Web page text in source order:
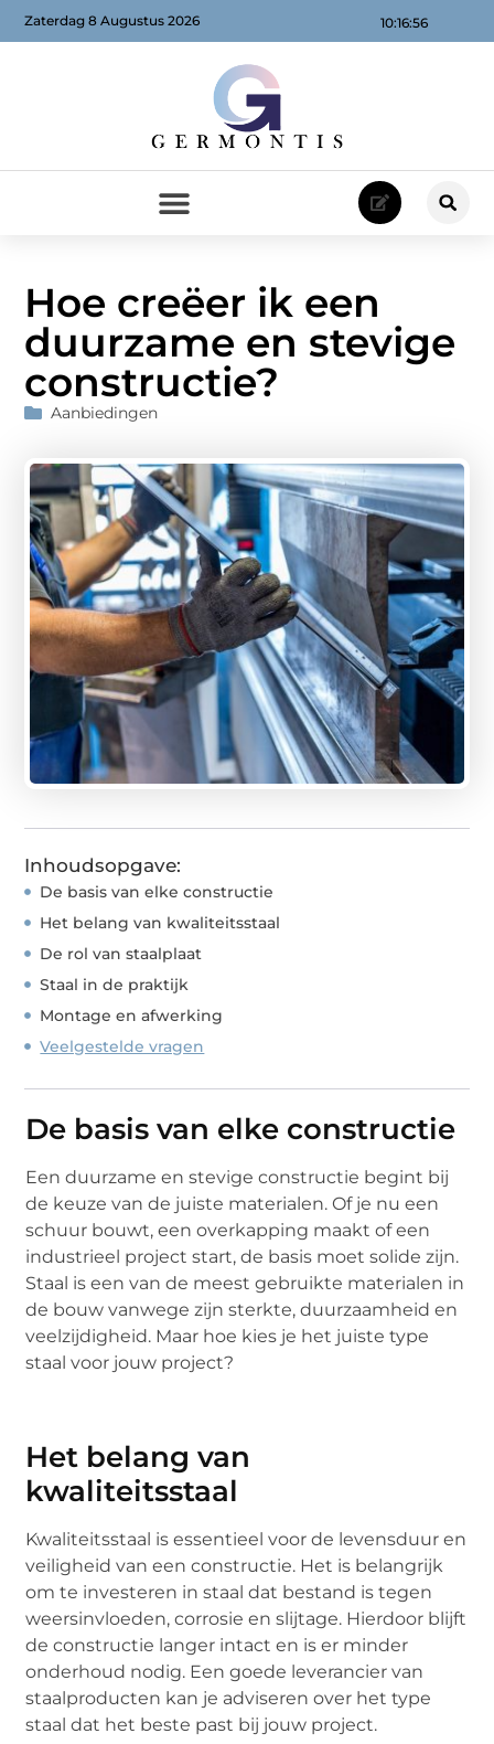
10:16:58
Zaterdag 8 Augustus 2026
Hoe creëer ik een
duurzame en stevige
constructie?
Aanbiedingen
Inhoudsopgave:
De basis van elke constructie
Het belang van kwaliteitsstaal
De rol van staalplaat
Staal in de praktijk
Montage en afwerking
Veelgestelde vragen
De basis van elke constructie
Een duurzame en stevige constructie begint bij
de keuze van de juiste materialen. Of je nu een
schuur bouwt, een overkapping maakt of een
industrieel project start, de basis moet solide zijn.
Staal is een van de meest gebruikte materialen in
de bouw vanwege zijn sterkte, duurzaamheid en
veelzijdigheid. Maar hoe kies je het juiste type
staal voor jouw project?
Het belang van
kwaliteitsstaal
Kwaliteitsstaal is essentieel voor de levensduur en
veiligheid van een constructie. Het is belangrijk
om te investeren in staal dat bestand is tegen
weersinvloeden, corrosie en slijtage. Hierdoor blijft
de constructie langer intact en is er minder
onderhoud nodig. Een goede leverancier van
staalproducten kan je adviseren over het type
staal dat het beste past bij jouw project.